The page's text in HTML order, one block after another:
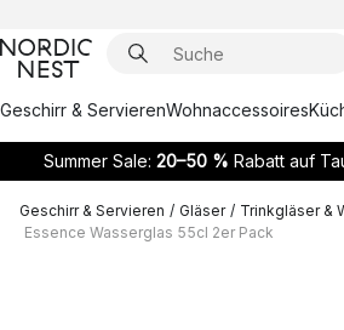
Geschirr & ServierenWohnaccessoires
Summer Sale: 20–50 % Rabatt auf
Geschirr & Servieren / Gläser / Trinkgläser &
Essence Wasserglas 55cl 2er Pack